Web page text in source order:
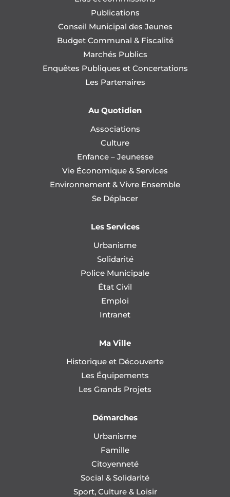
Publications
Conseil Municipal des Jeunes
Budget Communal & Fiscalité
Marchés Publics
Enquêtes Publiques et Concertations
Les Partenaires
Au Quotidien
Associations
Culture
Enfance – Jeunesse
Vie Économique & Services
Environnement & Vivre Ensemble
Se Déplacer
Les Services
Urbanisme
Solidarité
Police Municipale
État Civil
Emploi
Intranet
Ma Ville
Historique et Découverte
Les Équipements
Les Grands Projets
Démarches
Urbanisme
Famille
Citoyenneté
Social & Solidarité
Sport, Culture & Loisir